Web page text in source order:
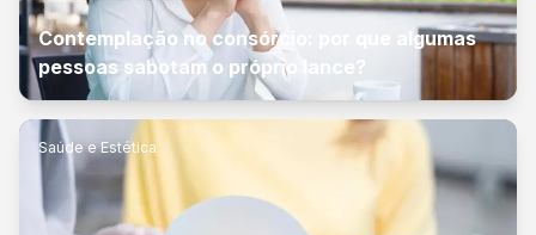
Contemplação no consórcio: por que algumas
pessoas sabotam o próprio lance?
Saúde e Estética